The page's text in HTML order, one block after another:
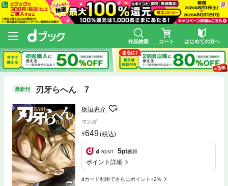
作品検索 カート はじめての方へ
最新刊 刃牙らへん 7
板垣恵介
マンガ
649(税込)
5pt獲得
ポイント詳細
dカード利用でさらにポイント+2%